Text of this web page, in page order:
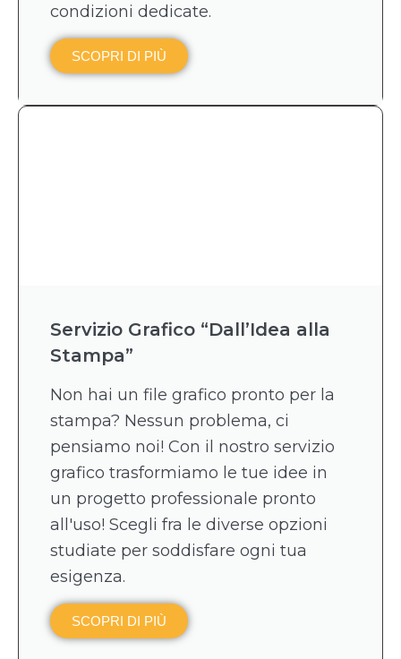
condizioni dedicate.
SCOPRI DI PIÙ
Servizio Grafico “Dall’Idea alla
Stampa”
Non hai un file grafico pronto per la
stampa? Nessun problema, ci
pensiamo noi! Con il nostro servizio
grafico trasformiamo le tue idee in
un progetto professionale pronto
all'uso! Scegli fra le diverse opzioni
studiate per soddisfare ogni tua
esigenza.
SCOPRI DI PIÙ